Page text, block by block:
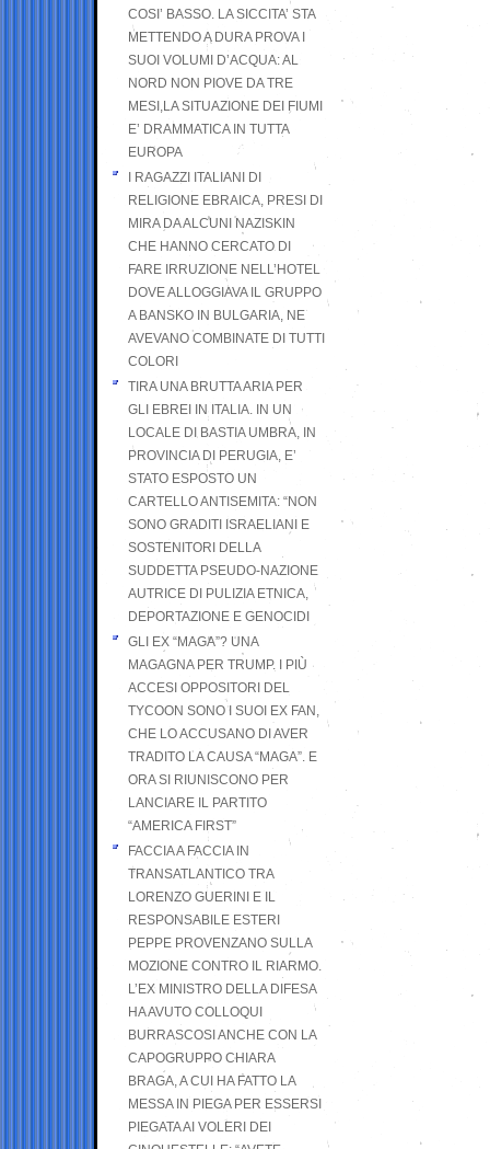
COSI’ BASSO. LA SICCITA’ STA
METTENDO A DURA PROVA I
SUOI VOLUMI D’ACQUA: AL
NORD NON PIOVE DA TRE
MESI,LA SITUAZIONE DEI FIUMI
E’ DRAMMATICA IN TUTTA
EUROPA
I RAGAZZI ITALIANI DI
RELIGIONE EBRAICA, PRESI DI
MIRA DA ALCUNI NAZISKIN
CHE HANNO CERCATO DI
FARE IRRUZIONE NELL’HOTEL
DOVE ALLOGGIAVA IL GRUPPO
A BANSKO IN BULGARIA, NE
AVEVANO COMBINATE DI TUTTI
COLORI
TIRA UNA BRUTTA ARIA PER
GLI EBREI IN ITALIA. IN UN
LOCALE DI BASTIA UMBRA, IN
PROVINCIA DI PERUGIA, E’
STATO ESPOSTO UN
CARTELLO ANTISEMITA: “NON
SONO GRADITI ISRAELIANI E
SOSTENITORI DELLA
SUDDETTA PSEUDO-NAZIONE
AUTRICE DI PULIZIA ETNICA,
DEPORTAZIONE E GENOCIDI
GLI EX “MAGA”? UNA
MAGAGNA PER TRUMP. I PIÙ
ACCESI OPPOSITORI DEL
TYCOON SONO I SUOI EX FAN,
CHE LO ACCUSANO DI AVER
TRADITO LA CAUSA “MAGA”. E
ORA SI RIUNISCONO PER
LANCIARE IL PARTITO
“AMERICA FIRST”
FACCIA A FACCIA IN
TRANSATLANTICO TRA
LORENZO GUERINI E IL
RESPONSABILE ESTERI
PEPPE PROVENZANO SULLA
MOZIONE CONTRO IL RIARMO.
L’EX MINISTRO DELLA DIFESA
HA AVUTO COLLOQUI
BURRASCOSI ANCHE CON LA
CAPOGRUPPO CHIARA
BRAGA, A CUI HA FATTO LA
MESSA IN PIEGA PER ESSERSI
PIEGATA AI VOLERI DEI